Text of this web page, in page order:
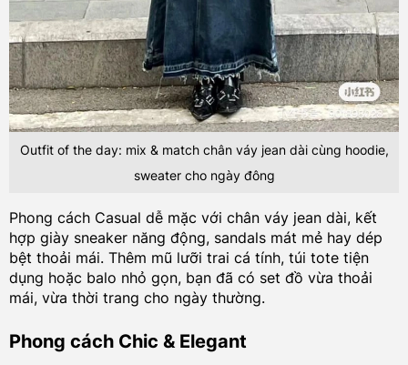
Outfit of the day: mix & match chân váy jean dài cùng hoodie,
sweater cho ngày đông
Phong cách Casual dễ mặc với chân váy jean dài, kết
hợp giày sneaker năng động, sandals mát mẻ hay dép
bệt thoải mái. Thêm mũ lưỡi trai cá tính, túi tote tiện
dụng hoặc balo nhỏ gọn, bạn đã có set đồ vừa thoải
mái, vừa thời trang cho ngày thường.
Phong cách Chic & Elegant